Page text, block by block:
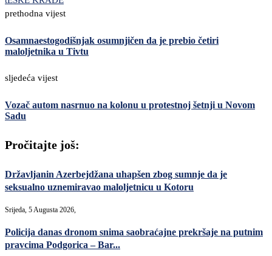
prethodna vijest
Osamnaestogodišnjak osumnjičen da je prebio četiri
maloljetnika u Tivtu
sljedeća vijest
Vozač autom nasrnuo na kolonu u protestnoj šetnji u Novom
Sadu
Pročitajte još:
Državljanin Azerbejdžana uhapšen zbog sumnje da je
seksualno uznemiravao maloljetnicu u Kotoru
Srijeda, 5 Augusta 2026,
Policija danas dronom snima saobraćajne prekršaje na putnim
pravcima Podgorica – Bar...